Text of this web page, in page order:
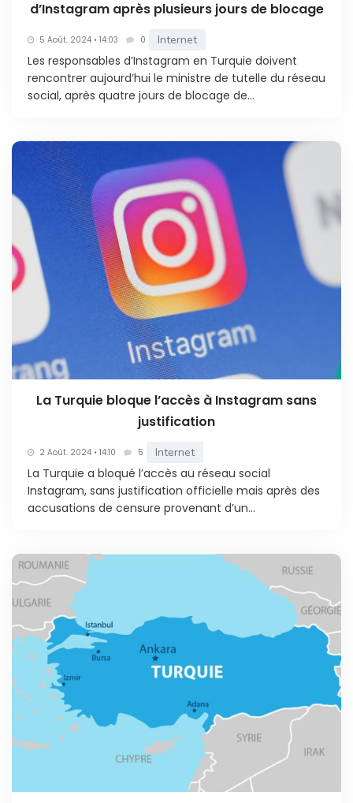
d’Instagram après plusieurs jours de blocage
5 Août. 2024 • 14:03 0 Internet
Les responsables d’Instagram en Turquie doivent
rencontrer aujourd’hui le ministre de tutelle du réseau
social, après quatre jours de blocage de...
La Turquie bloque l’accès à Instagram sans
justification
2 Août. 2024 • 14:10 5 Internet
La Turquie a bloqué l’accès au réseau social
Instagram, sans justification officielle mais après des
accusations de censure provenant d’un...